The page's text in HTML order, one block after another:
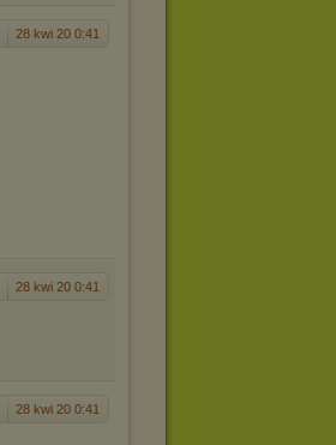
28 kwi 20 0:41
28 kwi 20 0:41
28 kwi 20 0:41